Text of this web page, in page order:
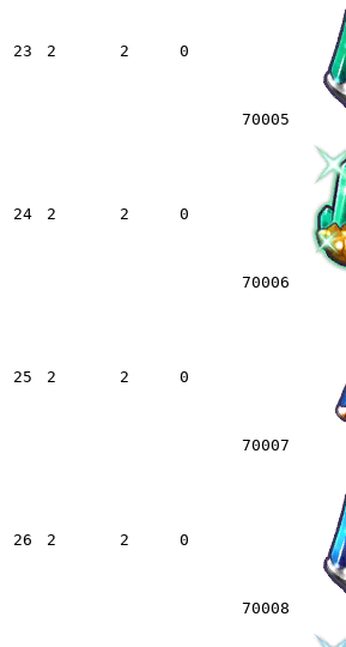
23 2 2 0
70005
24 2 2 0
70006
25 2 2 0
70007
26 2 2 0
70008